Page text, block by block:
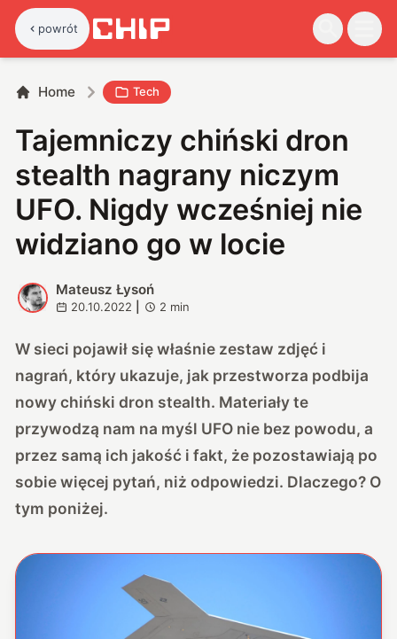
powrót
Home Tech
Tajemniczy chiński dron
stealth nagrany niczym
UFO. Nigdy wcześniej nie
widziano go w locie
M
Mateusz Łysoń
20.10.2022 2 min
W sieci pojawił się właśnie zestaw zdjęć i
nagrań, który ukazuje, jak przestworza podbija
nowy chiński dron stealth. Materiały te
przywodzą nam na myśl UFO nie bez powodu, a
przez samą ich jakość i fakt, że pozostawiają po
sobie więcej pytań, niż odpowiedzi. Dlaczego? O
tym poniżej.